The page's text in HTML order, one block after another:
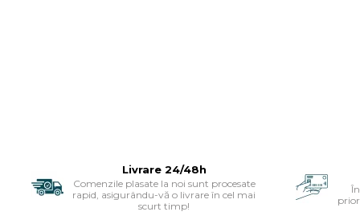
Livrare 24/48h
Comenzile plasate la noi sunt procesate
rapid, asigurându-vă o livrare în cel mai
scurt timp!